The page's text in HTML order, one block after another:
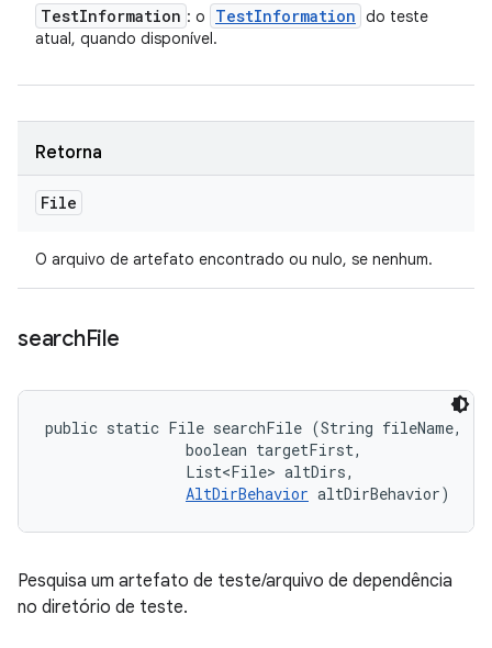
TestInformation : o TestInformation do teste
atual, quando disponível.
Retorna
File
O arquivo de artefato encontrado ou nulo, se nenhum.
searchFile
public static File searchFile (String fileName,
                boolean targetFirst,
                List<File> altDirs,
AltDirBehavior altDirBehavior)
Pesquisa um artefato de teste/arquivo de dependência
no diretório de teste.